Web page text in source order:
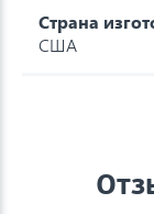
Страна
США